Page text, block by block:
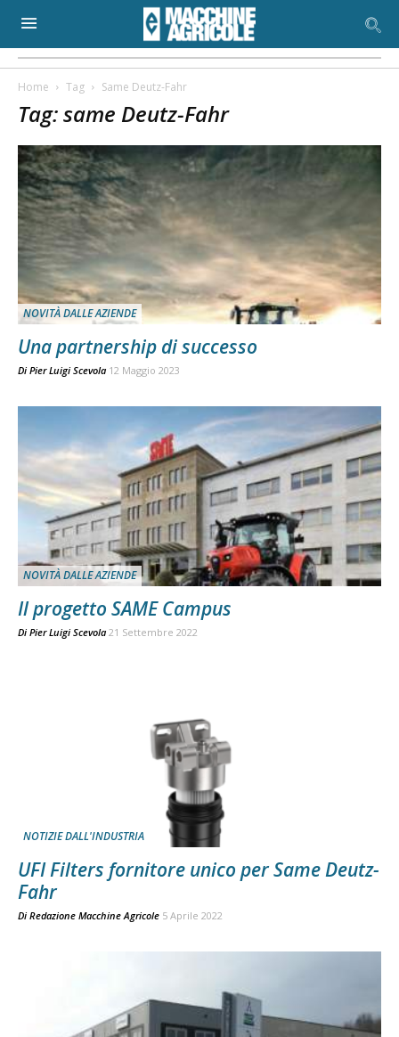
Home Tag Same Deutz-Fahr
Tag: same Deutz-Fahr
NOVITÀ DALLE AZIENDE
Una partnership di successo
Di Pier Luigi Scevola 12 Maggio 2023
NOVITÀ DALLE AZIENDE
Il progetto SAME Campus
Di Pier Luigi Scevola 21 Settembre 2022
NOTIZIE DALL'INDUSTRIA
UFI Filters fornitore unico per Same Deutz-
Fahr
Di Redazione Macchine Agricole 5 Aprile 2022